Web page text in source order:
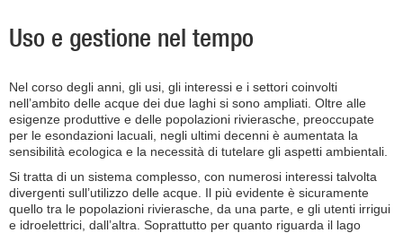
Uso e gestione nel tempo
Nel corso degli anni, gli usi, gli interessi e i settori coinvolti
nell’ambito delle acque dei due laghi si sono ampliati. Oltre alle
esigenze produttive e delle popolazioni rivierasche, preoccupate
per le esondazioni lacuali, negli ultimi decenni è aumentata la
sensibilità ecologica e la necessità di tutelare gli aspetti ambientali.
Si tratta di un sistema complesso, con numerosi interessi talvolta
divergenti sull’utilizzo delle acque. Il più evidente è sicuramente
quello tra le popolazioni rivierasche, da una parte, e gli utenti irrigui
e idroelettrici, dall’altra. Soprattutto per quanto riguarda il lago